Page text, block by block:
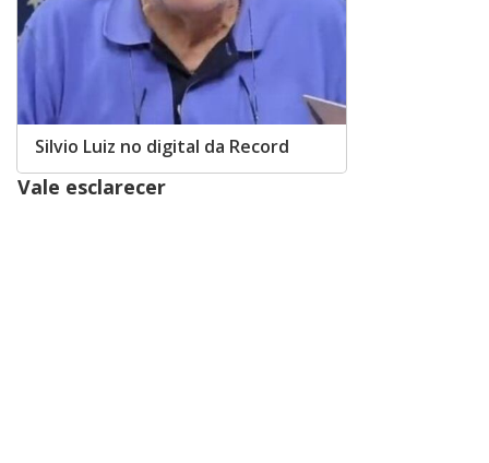
Silvio Luiz no digital da Record
Vale esclarecer